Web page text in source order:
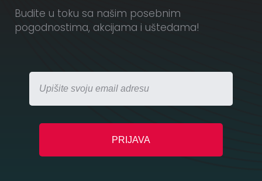
Budite u toku sa našim posebnim
pogodnostima, akcijama i uštedama!